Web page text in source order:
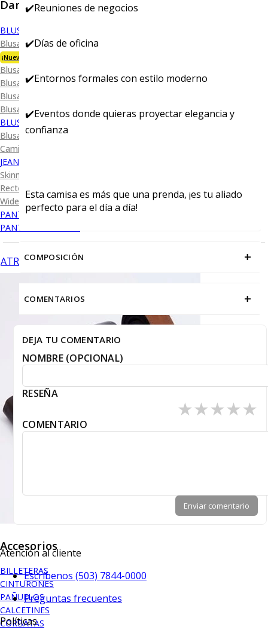
Dama
BLUSA
Blusa Premium Bambú
¡Nueva Colección!
Blusa Performance
Blusa Piqué
Blusa Oxford
Blusa de Vestir
BLUSA SPORT
Blusa Sport Lisa
Camiseta Lisa
JEANS
Skinny Levanta Pompis
Recto Levanta Pompis
Wide Leg
PANTALÓN DE VESTIR
PANTALÓN CASUAL
ATRÁS
Accesorios
BILLETERAS
CINTURONES
PAÑUELOS
CALCETINES
CORBATAS
✔️Reuniones de negocios
✔️Días de oficina
✔️Entornos formales con estilo moderno
✔️Eventos donde quieras proyectar elegancia y
confianza
Esta camisa es más que una prenda, ¡es tu aliado
perfecto para el día a día!
COMPOSICIÓN +
COMENTARIOS +
DEJA TU COMENTARIO
NOMBRE (OPCIONAL)
RESEÑA
★
★
★
★
★
COMENTARIO
Enviar comentario
Atención al cliente
Escríbenos (503) 7844-0000
Preguntas frecuentes
Políticas